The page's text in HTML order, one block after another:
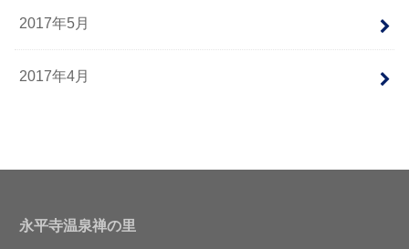
2017年5月
2017年4月
永平寺温泉禅の里